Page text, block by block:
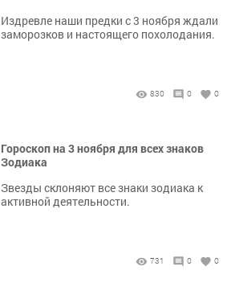
Издревле наши предки с 3 ноября ждали
заморозков и настоящего похолодания.
830 0 0
Гороскоп на 3 ноября для всех знаков
Зодиака
Звезды склоняют все знаки зодиака к
активной деятельности.
731 0 0